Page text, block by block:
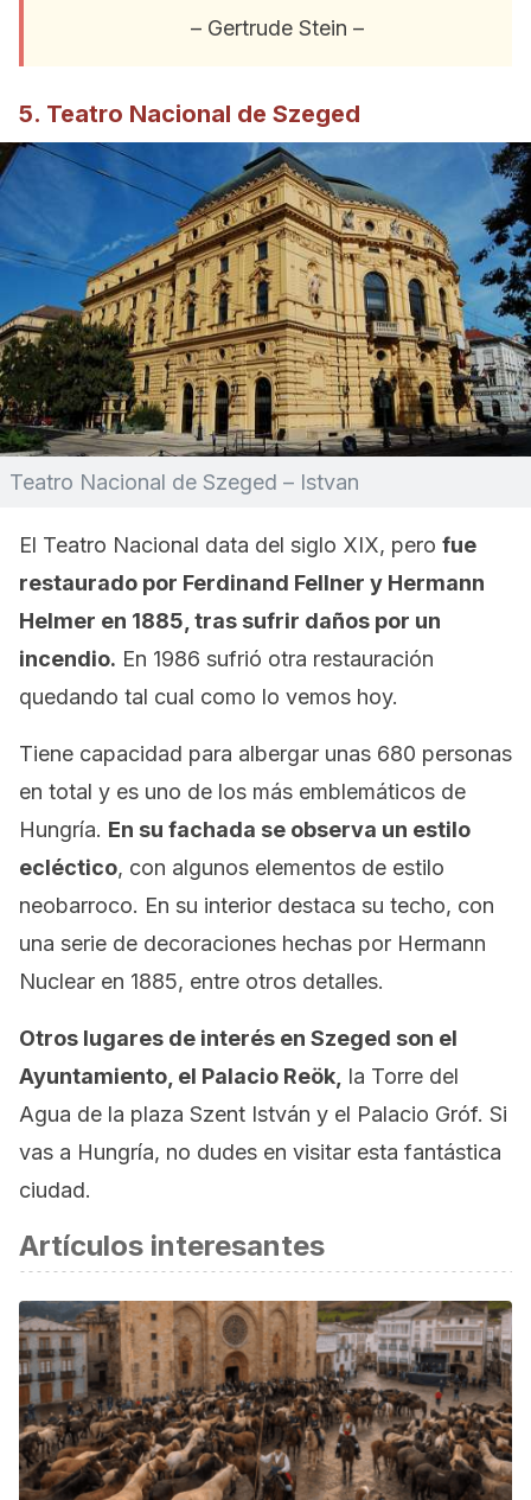
– Gertrude Stein –
5. Teatro Nacional de Szeged
Teatro Nacional de Szeged – Istvan
El Teatro Nacional data del siglo XIX, pero fue
restaurado por Ferdinand Fellner y Hermann
Helmer en 1885, tras sufrir daños por un
incendio. En 1986 sufrió otra restauración
quedando tal cual como lo vemos hoy.
Tiene capacidad para albergar unas 680 personas
en total y es uno de los más emblemáticos de
Hungría. En su fachada se observa un estilo
ecléctico, con algunos elementos de estilo
neobarroco. En su interior destaca su techo, con
una serie de decoraciones hechas por Hermann
Nuclear en 1885, entre otros detalles.
Otros lugares de interés en Szeged son el
Ayuntamiento, el Palacio Reök, la Torre del
Agua de la plaza Szent István y el Palacio Gróf. Si
vas a Hungría, no dudes en visitar esta fantástica
ciudad.
Artículos interesantes